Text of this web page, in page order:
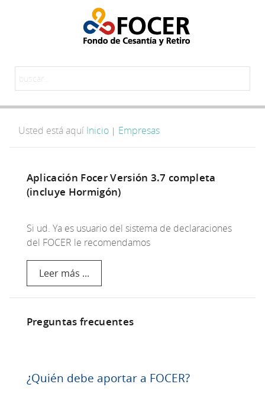
Usted está aquí Inicio | Empresas
Aplicación Focer Versión 3.7 completa
(incluye Hormigón)
Si ud. Ya es usuario del sistema de declaraciones
del FOCER le recomendamos
Leer más ...
Preguntas frecuentes
¿Quién debe aportar a FOCER?